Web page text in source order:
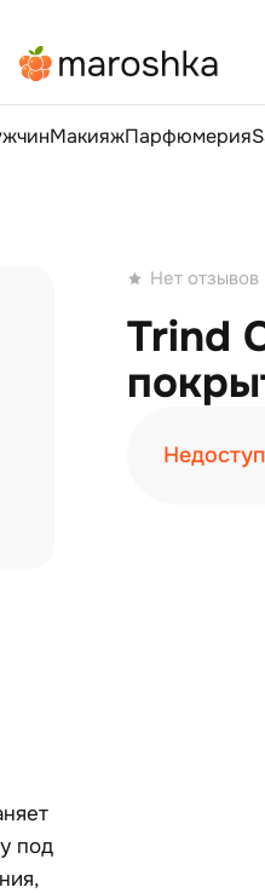
МакияжПарфюмерия
Нет отзывов
Trind
под